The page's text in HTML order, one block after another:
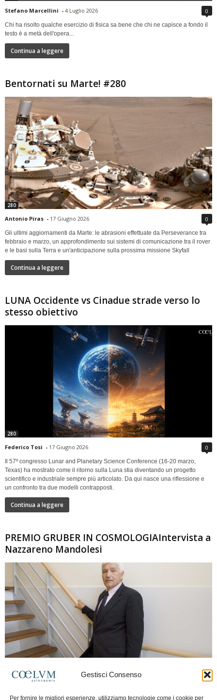
Gestisci Consenso
Per fornire le migliori esperienze, utilizziamo tecnologie come i cookie per
Stefano Marcellini - 4 Luglio 2026 0
Chi ha risolto qualche esercizio di fisica sa bene che chi ne capisce a fondo il
testo è a metà dell'opera...
Continua a leggere
Bentornati su Marte! #280
280
Antonio Piras - 17 Giugno 2026 0
Gli ultimi aggiornamenti da Marte: le abrasioni effettuate da Perseverance tra
febbraio e marzo, un approfondimento sui sistemi di comunicazione tra il rover
e le basi sulla Terra e un'anticipazione sulla prossima missione Skyfall
Continua a leggere
LUNA Occidente vs Cinadue strade verso lo
stesso obiettivo
280
Federico Tosi - 17 Giugno 2026 0
Il 57º congresso Lunar and Planetary Science Conference (16-20 marzo,
Texas) ha mostrato come il ritorno sulla Luna stia diventando un progetto
scientifico e industriale sempre più articolato. Da qui nasce una riflessione e
un confronto tra due modelli contrapposti.
Continua a leggere
PREMIO GRUBER IN COSMOLOGIAIntervista a
Nazzareno Mandolesi
280
Frida Paolella
Intervista al professor Nazzareno Mandolesi, tra i protagonisti della cosmologia